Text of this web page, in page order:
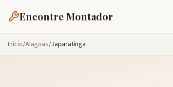
Encontre Montador
Início/Alagoas/Japaratinga